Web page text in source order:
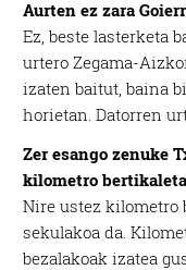
Aurten ez zara
Ez, beste lasterketa
urtero Zegama-
izaten baitut, baina
horietan. Datorren
Zer esango zenuke
kilometro
Nire ustez kilometro
sekulakoa da.
bezalakoak izatea